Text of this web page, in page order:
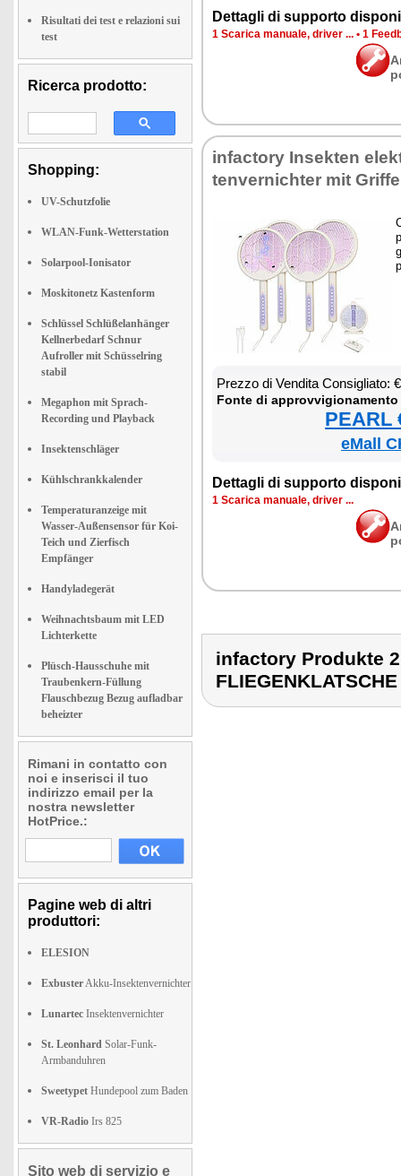
Risultati dei test e relazioni sui
test
Ricerca prodotto:
Shopping:
UV-Schutzfolie
WLAN-Funk-Wetterstation
Solarpool-Ionisator
Moskitonetz Kastenform
Schlüssel Schlüßelanhänger
Kellnerbedarf Schnur
Aufroller mit Schüsselring
stabil
Megaphon mit Sprach-
Recording und Playback
Insektenschläger
Kühlschrankkalender
Temperaturanzeige mit
Wasser-Außensensor für Koi-
Teich und Zierfisch
Empfänger
Handyladegerät
Weihnachtsbaum mit LED
Lichterkette
Plüsch-Hausschuhe mit
Traubenkern-Füllung
Flauschbezug Bezug aufladbar
beheizter
Rimani in contatto con
noi e inserisci il tuo
indirizzo email per la
nostra newsletter
HotPrice.:
Pagine web di altri
produttori:
ELESION
ExbusterAkku-Insektenvernichter
Lunartec Insektenvernichter
St. Leonhard Solar-Funk-
Armbanduhren
Sweetypet Hundepool zum Baden
VR-Radio Irs 825
Sito web di servizio e
Det­ta­gli di sup­por­to
1 Sca­ri­ca ma­nua­le, dri­ver ... • 1
in­fac­to­ry In­sek­ten
ten­ver­ni­ch­ter mit
Prez­zo di Ven­di­ta Con­si­glia­to:
Fon­te di
PEARL
eMall
Det­ta­gli di sup­por­to
1 Sca­ri­ca ma­nua­le, dri­ver ...
infactory Produkte
FLIEGENKLATSCHE